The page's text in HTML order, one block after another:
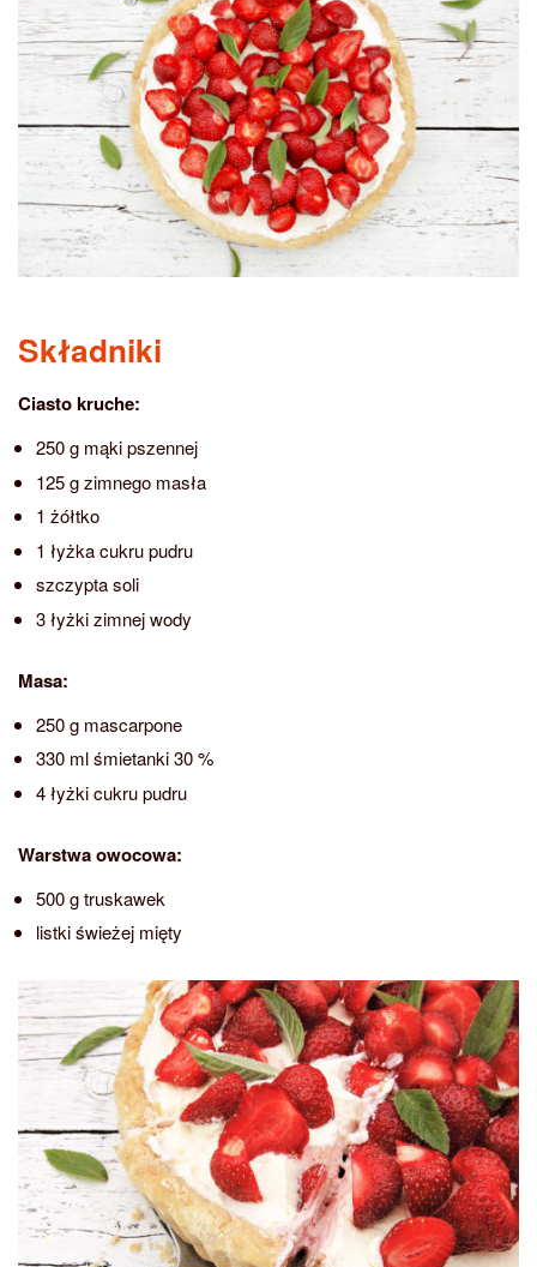
Składniki
Ciasto kruche:
250 g mąki pszennej
125 g zimnego masła
1 żółtko
1 łyżka cukru pudru
szczypta soli
3 łyżki zimnej wody
Masa:
250 g mascarpone
330 ml śmietanki 30 %
4 łyżki cukru pudru
Warstwa owocowa:
500 g truskawek
listki świeżej mięty